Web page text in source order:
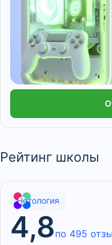
Рейтинг школы
Нетология
4,8по 495